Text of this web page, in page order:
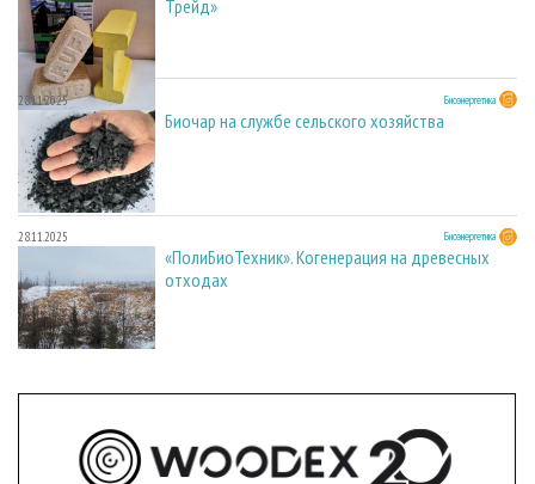
Трейд»
28.11.2025 Биоэнергетика
Биочар на службе сельского хозяйства
28.11.2025 Биоэнергетика
«ПолиБиоТехник». Когенерация на древесных
отходах